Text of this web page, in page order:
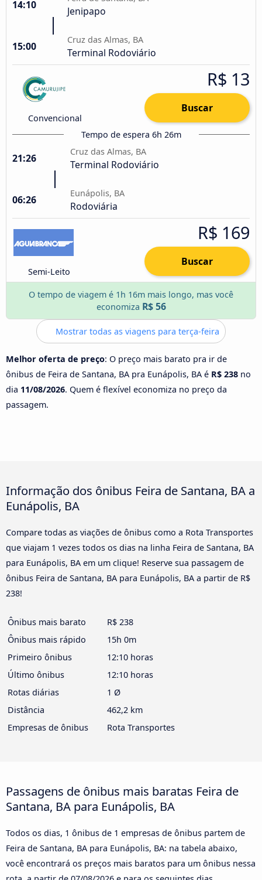
14:10 Jenipapo
15:00
Cruz das Almas, BA
Terminal Rodoviário
Convencional
R$ 13
Buscar
Tempo de espera 6h 26m
21:26
Cruz das Almas, BA
Terminal Rodoviário
06:26
Eunápolis, BA
Rodoviária
Semi-Leito
R$ 169
Buscar
O tempo de viagem é 1h 16m mais longo, mas você
economiza R$ 56
Mostrar todas as viagens para terça-feira
Melhor oferta de preço: O preço mais barato pra ir de
ônibus de Feira de Santana, BA pra Eunápolis, BA é R$ 238 no
dia 11/08/2026. Quem é flexível economiza no preço da
passagem.
Informação dos ônibus Feira de Santana, BA a
Eunápolis, BA
Compare todas as viações de ônibus como a Rota Transportes
que viajam 1 vezes todos os dias na linha Feira de Santana, BA
para Eunápolis, BA em um clique! Reserve sua passagem de
ônibus Feira de Santana, BA para Eunápolis, BA a partir de R$
238!
Ônibus mais barato
R$ 238
Ônibus mais rápido
15h 0m
Primeiro ônibus
12:10 horas
Último ônibus
12:10 horas
Rotas diárias
1 Ø
Distância
462,2 km
Empresas de ônibus
Rota Transportes
Passagens de ônibus mais baratas Feira de
Santana, BA para Eunápolis, BA
Todos os dias, 1 ônibus de 1 empresas de ônibus partem de
Feira de Santana, BA para Eunápolis, BA: na tabela abaixo,
você encontrará os preços mais baratos para um ônibus nessa